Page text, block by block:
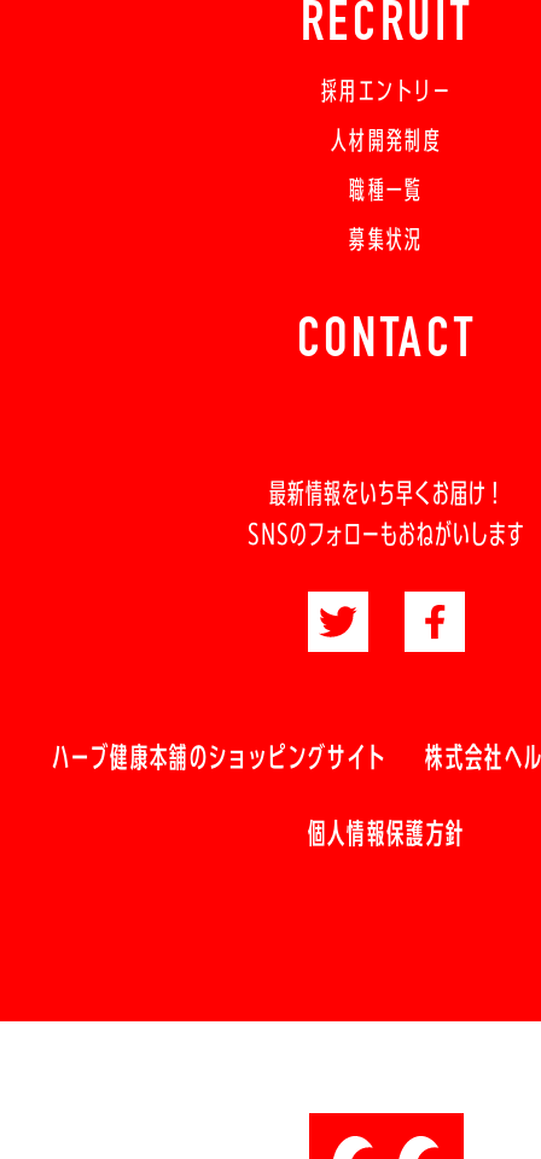
RECRUIT
採用エントリー
人材開発制度
職種一覧
募集状況
CONTACT
最新情報をいち早くお届け！
SNSのフォローもおねがいします
ハーブ健康本舗のショッピングサイト 株式会社ヘ
個人情報保護方針